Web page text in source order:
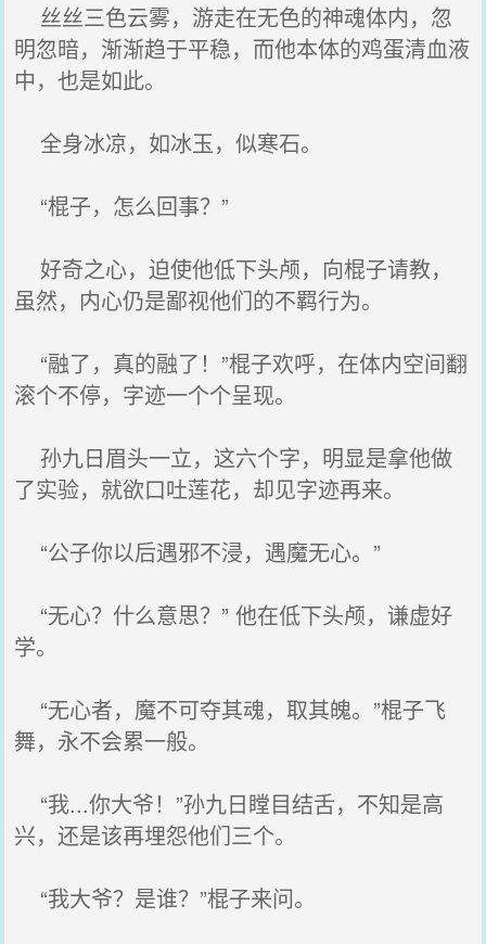
丝丝三色云雾，游走在无色的神魂体内，忽
明忽暗，渐渐趋于平稳，而他本体的鸡蛋清血液
中，也是如此。
全身冰凉，如冰玉，似寒石。
“棍子，怎么回事？”
好奇之心，迫使他低下头颅，向棍子请教，
虽然，内心仍是鄙视他们的不羁行为。
“融了，真的融了！”棍子欢呼，在体内空间翻
滚个不停，字迹一个个呈现。
孙九日眉头一立，这六个字，明显是拿他做
了实验，就欲口吐莲花，却见字迹再来。
“公子你以后遇邪不浸，遇魔无心。”
“无心？什么意思？” 他在低下头颅，谦虚好
学。
“无心者，魔不可夺其魂，取其魄。”棍子飞
舞，永不会累一般。
“我...你大爷！”孙九日瞠目结舌，不知是高
兴，还是该再埋怨他们三个。
“我大爷？是谁？”棍子来问。